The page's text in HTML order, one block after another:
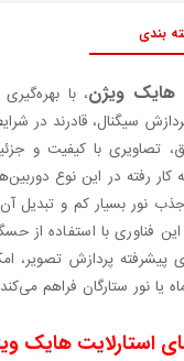
بندی
هایک ویژن، با
سیگنال، قادرند در
تصاویری با کیفیت و
کار رفته در این نوع
نور بسیار کم و تبدیل
فناوری با استفاده از
پیشرفته پردازش تصویر،
یا نور ستارگان فراهم
استارلایت هایک